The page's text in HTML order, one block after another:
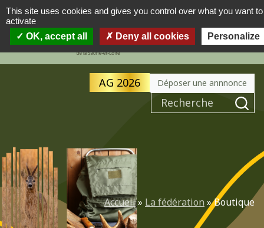
MENU
AG 2026 Déposer une annnonce
Accueil» La fédération »Boutique
This site uses cookies and gives you control over what you want to
activate
OK, accept all
Deny all cookies Personalize